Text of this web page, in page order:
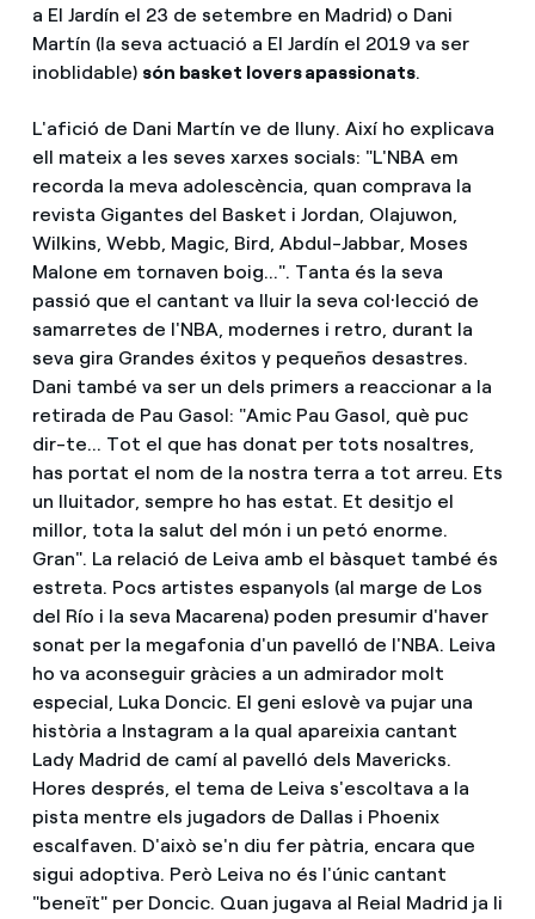
a El Jardín el 23 de setembre en Madrid) o Dani
Martín (la seva actuació a El Jardín el 2019 va ser
inoblidable) són basket lovers apassionats.
L'afició de Dani Martín ve de lluny. Així ho explicava
ell mateix a les seves xarxes socials: "L'NBA em
recorda la meva adolescència, quan comprava la
revista Gigantes del Basket i Jordan, Olajuwon,
Wilkins, Webb, Magic, Bird, Abdul-Jabbar, Moses
Malone em tornaven boig...". Tanta és la seva
passió que el cantant va lluir la seva col·lecció de
samarretes de l'NBA, modernes i retro, durant la
seva gira Grandes éxitos y pequeños desastres.
Dani també va ser un dels primers a reaccionar a la
retirada de Pau Gasol: "Amic Pau Gasol, què puc
dir-te... Tot el que has donat per tots nosaltres,
has portat el nom de la nostra terra a tot arreu. Ets
un lluitador, sempre ho has estat. Et desitjo el
millor, tota la salut del món i un petó enorme.
Gran". La relació de Leiva amb el bàsquet també és
estreta. Pocs artistes espanyols (al marge de Los
del Río i la seva Macarena) poden presumir d'haver
sonat per la megafonia d'un pavelló de l'NBA. Leiva
ho va aconseguir gràcies a un admirador molt
especial, Luka Doncic. El geni eslovè va pujar una
història a Instagram a la qual apareixia cantant
Lady Madrid de camí al pavelló dels Mavericks.
Hores després, el tema de Leiva s'escoltava a la
pista mentre els jugadors de Dallas i Phoenix
escalfaven. D'això se'n diu fer pàtria, encara que
sigui adoptiva. Però Leiva no és l'únic cantant
"beneït" per Doncic. Quan jugava al Reial Madrid ja li